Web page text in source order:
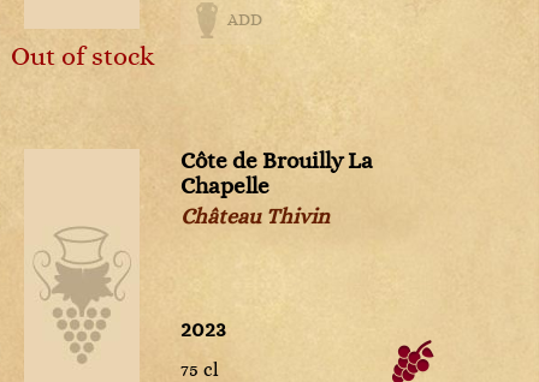
Out of stock
ADD
Côte de Brouilly La
Chapelle
Château Thivin
2023
75 cl